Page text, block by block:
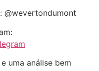
@wevertondumont
uma análise bem